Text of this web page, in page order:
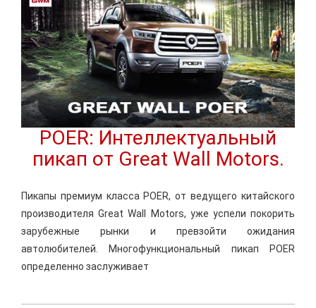
POER: Интеллектуальный
пикап от Great Wall Motors.
Пикапы премиум класса POER, от ведущего китайского
производителя Great Wall Motors, уже успели покорить
зарубежные рынки и превзойти ожидания
автолюбителей. Многофункциональный пикап POER
определенно заслуживает